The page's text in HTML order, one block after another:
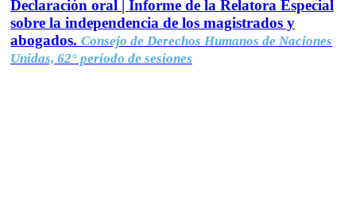
Declaración oral | Informe de la Relatora Especial
sobre la independencia de los magistrados y
abogados. Consejo de Derechos Humanos de Naciones
Unidas, 62° período de sesiones